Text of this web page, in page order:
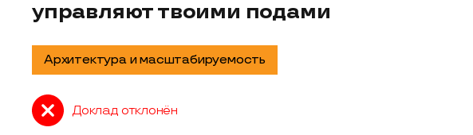
управляют твоими подами
Архитектура и масштабируемость
Доклад отклонён